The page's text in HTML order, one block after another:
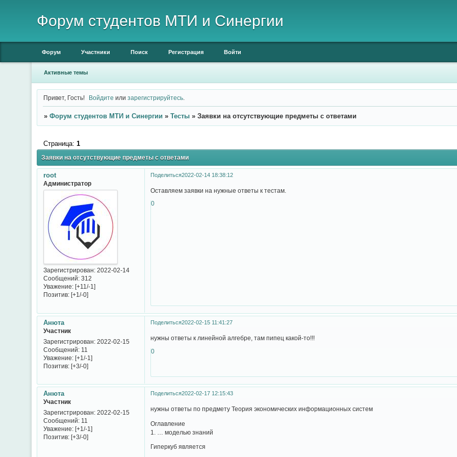
Форум студентов МТИ и Синергии
Форум Участники Поиск Регистрация Войти
Активные темы
Привет, Гость! Войдите илизарегистрируйтесь
» Форум студентов МТИ и Синергии » Тесты » Заявки на отсутствующие предметы с ответами
Заявки на отсутствующие предметы с ответами
Страница: 1
Поделиться2022-02-14 18:38:12
root
Администратор
Зарегистрирован: 2022-02-14
Сообщений:312
Уважение: [+11/-1]
Позитив: [+1/-0]
Оставляем заявки на нужные ответы к тестам.
0
Поделиться2022-02-15 11:41:27
Анюта
Участник
Зарегистрирован: 2022-02-15
Сообщений:11
Уважение: [+1/-1]
Позитив: [+3/-0]
нужны ответы к линейной алгебре, там пипец какой-то!!!
0
Поделиться2022-02-17 12:15:43
Анюта
Участник
Зарегистрирован: 2022-02-15
Сообщений:11
Уважение: [+1/-1]
Позитив: [+3/-0]
нужны ответы по предмету Теория экономических информационных систем
Оглавление
1. … моделью знаний
Гиперкуб является